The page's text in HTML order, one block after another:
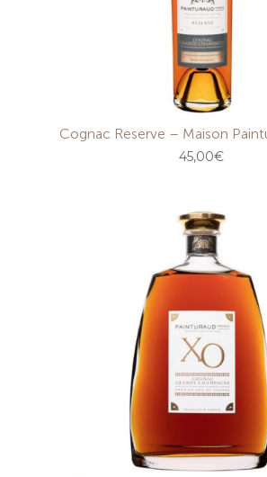
Cognac Reserve – Maison
45,00€